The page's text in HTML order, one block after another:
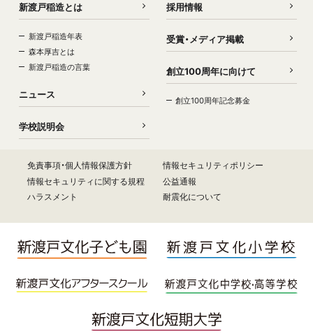
新渡戸稲造とは
新渡戸稲造年表
森本厚吉とは
新渡戸稲造の言葉
ニュース
学校説明会
採用情報
受賞・メディア掲載
創立100周年に向けて
創立100周年記念募金
免責事項・個人情報保護方針
情報セキュリティポリシー
情報セキュリティに関する規程
公益通報
ハラスメント
耐震化について